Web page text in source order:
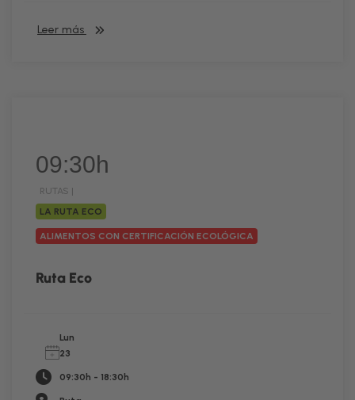
Leer más
09:30h
RUTAS |
LA RUTA ECO
ALIMENTOS CON CERTIFICACIÓN ECOLÓGICA
Ruta Eco
Lun
23
09:30h - 18:30h